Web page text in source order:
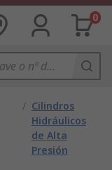
0
/ Cilindros
Hidráulicos
de Alta
Presión